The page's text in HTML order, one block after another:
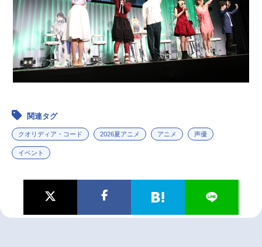
関連タグ
クオリディア・コード 2026夏アニメ アニメ 声優
イベント